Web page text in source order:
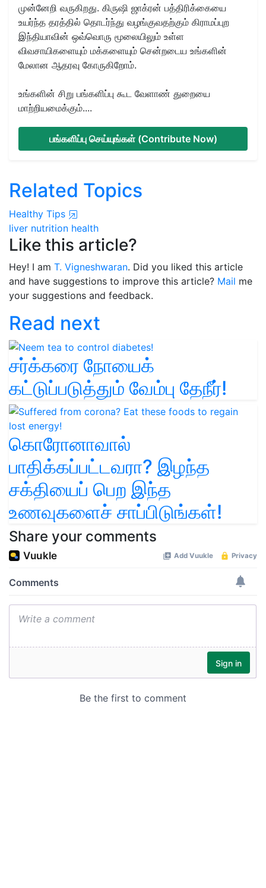
முன்னேறி வருகிறது. கிருஷி ஜாக்ரன் பத்திரிக்கையை
உயர்ந்த தரத்தில் தொடர்ந்து வழங்குவதற்கும் கிராமப்புற
இந்தியாவின் ஒவ்வொரு மூலையிலும் உள்ள
விவசாயிகளையும் மக்களையும் சென்றடைய உங்களின்
மேலான ஆதரவு கோருகிறோம்.
உங்களின் சிறு பங்களிப்பு கூட வேளாண் துறையை
மாற்றியமைக்கும்....
பங்களிப்பு செய்யுங்கள் (Contribute Now)
Related Topics
Healthy Tips
liver nutrition health
Like this article?
Hey! I am T. Vigneshwaran. Did you liked this article
and have suggestions to improve this article? Mail me
your suggestions and feedback.
Read next
சர்க்கரை நோயைக்
கட்டுப்படுத்தும் வேம்பு தேநீர்!
கொரோனாவால்
பாதிக்கப்பட்டவரா? இழந்த
சக்தியைப் பெற இந்த
உணவுகளைச் சாப்பிடுங்கள்!
Share your comments